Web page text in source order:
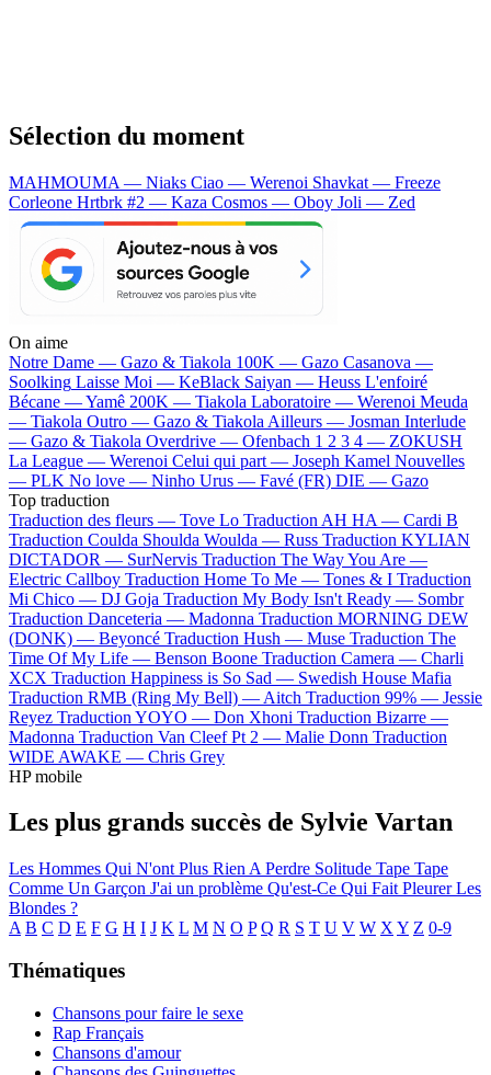
Sélection du moment
MAHMOUMA — Niaks Ciao — Werenoi Shavkat — Freeze
Corleone Hrtbrk #2 — Kaza Cosmos — Oboy Joli — Zed
On aime
Notre Dame — Gazo & Tiakola 100K — Gazo Casanova —
Soolking Laisse Moi — KeBlack Saiyan — Heuss L'enfoiré
Bécane —Yamê 200K — Tiakola Laboratoire — Werenoi Meuda
— Tiakola Outro — Gazo & Tiakola Ailleurs — Josman Interlude
— Gazo & Tiakola Overdrive — Ofenbach 1 2 3 4 — ZOKUSH
La League — Werenoi Celui qui part — Joseph Kamel Nouvelles
— PLK No love — Ninho Urus — Favé (FR) DIE — Gazo
Top traduction
Traduction des fleurs — Tove Lo Traduction AH HA — Cardi B
Traduction Coulda Shoulda Woulda — Russ Traduction KYLIAN
DICTADOR — SurNervis Traduction The Way You Are —
Electric Callboy Traduction Home To Me — Tones & I Traduction
Mi Chico — DJ Goja Traduction My Body Isn't Ready — Sombr
Traduction Danceteria — Madonna Traduction MORNING DEW
(DONK) — Beyoncé Traduction Hush — Muse Traduction The
Time Of My Life — Benson Boone Traduction Camera — Charli
XCX Traduction Happiness is So Sad — Swedish House Mafia
Traduction RMB (Ring My Bell) — Aitch Traduction 99% — Jessie
Reyez Traduction YOYO — Don Xhoni Traduction Bizarre —
Madonna Traduction Van Cleef Pt 2 — Malie Donn Traduction
WIDE AWAKE — Chris Grey
HP mobile
Les plus grands succès de Sylvie Vartan
Les Hommes Qui N'ont Plus Rien A Perdre Solitude Tape Tape
Comme Un Garçon J'ai un problème Qu'est-Ce Qui Fait Pleurer Les
Blondes ?
A B C D E F G H I J K L M N O P Q R S T U V W X Y Z 0-9
Thématiques
Chansons pour faire le sexe
Rap Français
Chansons d'amour